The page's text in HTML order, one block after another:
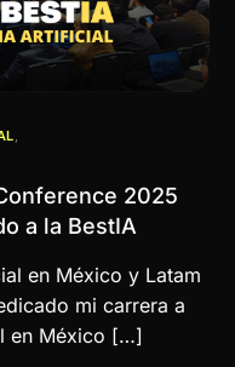
,
2025
a la BestIA
en México y Latam
mi carrera a
en México […]